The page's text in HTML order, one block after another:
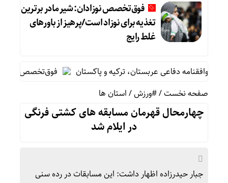
فوق‌تخصص نوزادان: شیر مادر برترین
تغذیه برای نوزاد است/پرهیز از باورهای
غلط رایج
دفاعی عربستان، ترکیه و پاکستان
فوق‌تخصص نوزادان:
صفحه نخست/#ورزش/استان ها
چهارمحال قهرمان مسابقه های کشتی فرنگی
در ایلام شد
جبار حیدرزاده اظهار داشت: این مسابقات در رده سنی